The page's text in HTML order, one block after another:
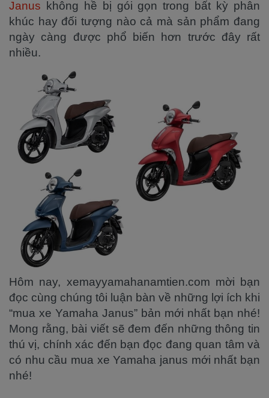
Janus không hề bị gói gọn trong bất kỳ phân
khúc hay đối tượng nào cả mà sản phẩm đang
ngày càng được phổ biến hơn trước đây rất
nhiều.
Hôm nay, xemayyamahanamtien.com mời bạn
đọc cùng chúng tôi luận bàn về những lợi ích khi
“mua xe Yamaha Janus” bản mới nhất bạn nhé!
Mong rằng, bài viết sẽ đem đến những thông tin
thú vị, chính xác đến bạn đọc đang quan tâm và
có nhu cầu mua xe Yamaha janus mới nhất bạn
nhé!